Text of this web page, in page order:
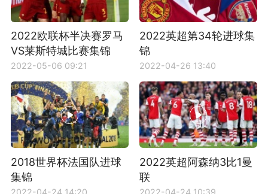
2022欧联杯半决赛罗马
VS莱斯特城比赛集锦
2022-05-06 09:21
2022英超第34轮进球集
锦
2022-04-26 13:40
2018世界杯法国队进球
集锦
2022-04-24 14:20
2022英超阿森纳3比1曼
联
2022-04-24 10:39